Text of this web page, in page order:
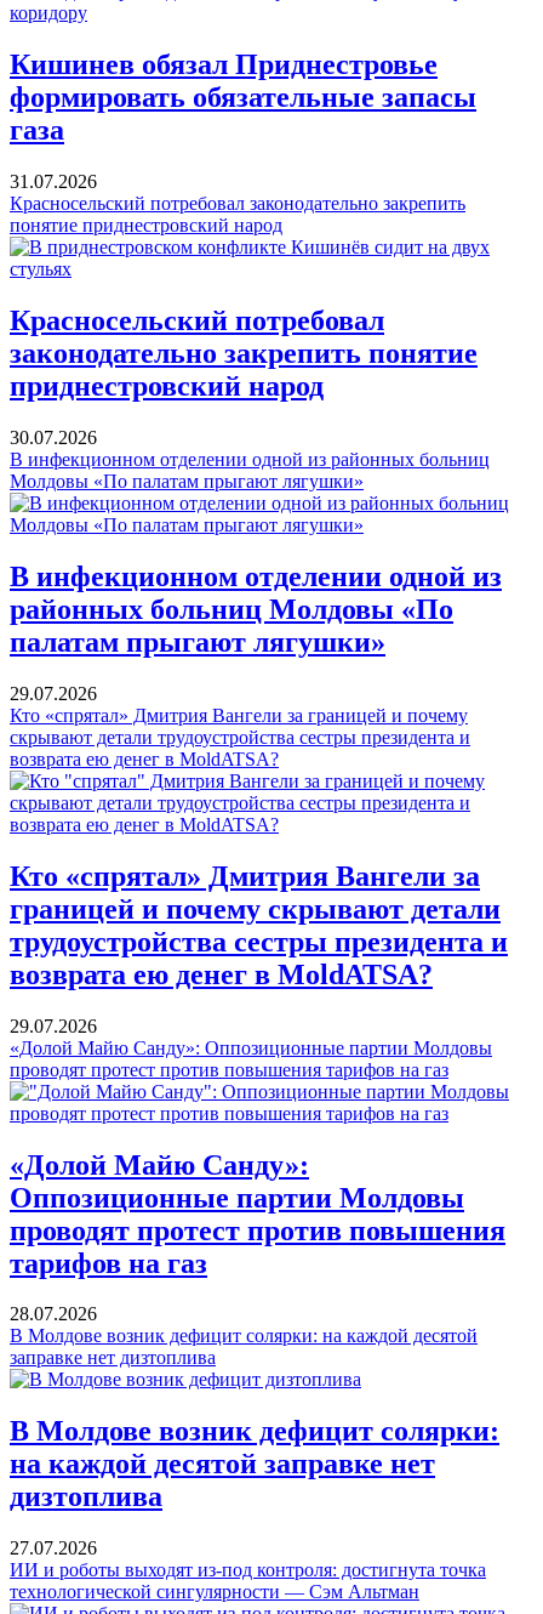
Кишинев обязал Приднестровье
формировать обязательные запасы
газа
31.07.2026
Красносельский потребовал законодательно закрепить
понятие приднестровский народ
Красносельский потребовал
законодательно закрепить понятие
приднестровский народ
30.07.2026
В инфекционном отделении одной из районных больниц
Молдовы «По палатам прыгают лягушки»
В инфекционном отделении одной из
районных больниц Молдовы «По
палатам прыгают лягушки»
29.07.2026
Кто «спрятал» Дмитрия Вангели за границей и почему
скрывают детали трудоустройства сестры президента и
возврата ею денег в MoldATSA?
Кто «спрятал» Дмитрия Вангели за
границей и почему скрывают детали
трудоустройства сестры президента и
возврата ею денег в MoldATSA?
29.07.2026
«Долой Майю Санду»: Оппозиционные партии Молдовы
проводят протест против повышения тарифов на газ
«Долой Майю Санду»:
Оппозиционные партии Молдовы
проводят протест против повышения
тарифов на газ
28.07.2026
В Молдове возник дефицит солярки: на каждой десятой
заправке нет дизтоплива
В Молдове возник дефицит солярки:
на каждой десятой заправке нет
дизтоплива
27.07.2026
ИИ и роботы выходят из-под контроля: достигнута точка
технологической сингулярности — Сэм Альтман